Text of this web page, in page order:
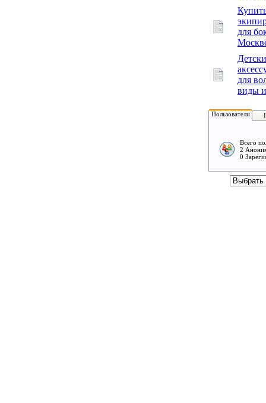
для
для
виды
Пользователи
Всего
2
0